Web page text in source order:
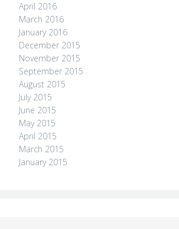
April 2016
March 2016
January 2016
December 2015
November 2015
September 2015
August 2015
July 2015
June 2015
May 2015
April 2015
March 2015
January 2015